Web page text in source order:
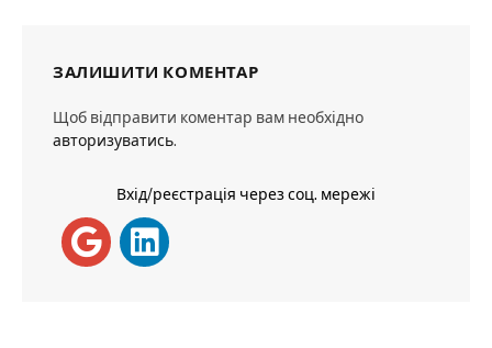
ЗАЛИШИТИ КОМЕНТАР
Щоб відправити коментар вам необхідно
авторизуватись.
Вхід/реєстрація через соц. мережі